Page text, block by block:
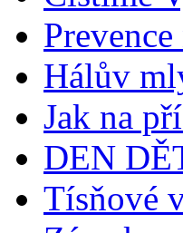
Hálův
Jak na
DEN
Tísňové